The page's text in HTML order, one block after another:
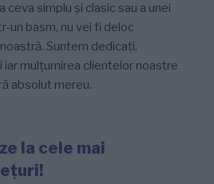
ceva simplu și clasic sau a unei
un basm, nu vei fi deloc
Suntem dedicați,
mulțumirea clientelor noastre
absolut mereu.
la cele mai